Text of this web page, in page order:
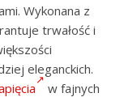
Wykonana z
trwałość i
eleganckich.
w fajnych